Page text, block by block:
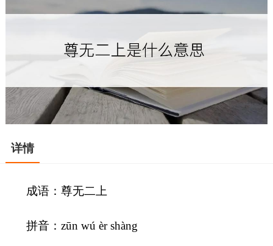
详情
成语：尊无二上
拼音：zūn wú èr shàng